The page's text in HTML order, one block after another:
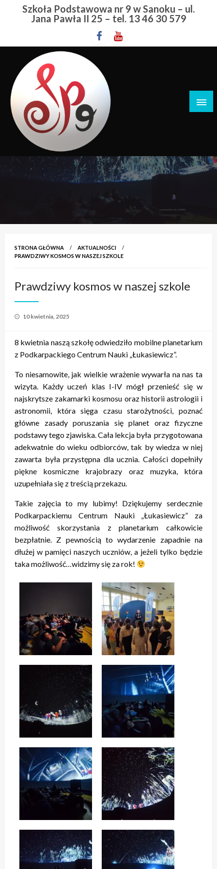
PrzejdźSzkoła Podstawowa nr 9 w Sanoku – ul.
Jana Pawła II 25 – tel. 13 46 30 579
Szkoła Podstawowa nr 9 w Sanoku
STRONA GŁÓWNA
AKTUALNOŚCI
PRAWDZIWY KOSMOS W NASZEJ SZKOLE
Prawdziwy kosmos w naszej szkole
Opublikowane
10 kwietnia, 2025
8 kwietnia naszą szkołę odwiedziło mobilne planetarium
z Podkarpackiego Centrum Nauki „Łukasiewicz”.
To niesamowite, jak wielkie wrażenie wywarła na nas ta
wizyta. Każdy uczeń klas I-IV mógł przenieść się w
najskrytsze zakamarki kosmosu oraz historii astrologii i
astronomii, która sięga czasu starożytności, poznać
główne zasady poruszania się planet oraz fizyczne
podstawy tego zjawiska. Cała lekcja była przygotowana
adekwatnie do wieku odbiorców, tak by wiedza w niej
zawarta była przystępna dla ucznia. Całości dopełniły
piękne kosmiczne krajobrazy oraz muzyka, która
uzupełniała się z treścią przekazu.
Takie zajęcia to my lubimy! Dziękujemy serdecznie
Podkarpackiemu Centrum Nauki „Łukasiewicz” za
możliwość skorzystania z planetarium całkowicie
bezpłatnie. Z pewnością to wydarzenie zapadnie na
dłużej w pamięci naszych uczniów, a jeżeli tylko będzie
taka możliwość…widzimy się za rok!